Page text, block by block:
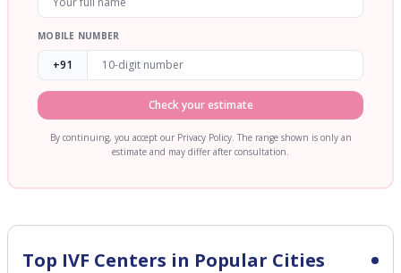
MOBILE NUMBER
+91
Check your estimate
By continuing, you accept our Privacy Policy. The range shown is only an
estimate and may differ after consultation.
Top IVF Centers in Popular Cities